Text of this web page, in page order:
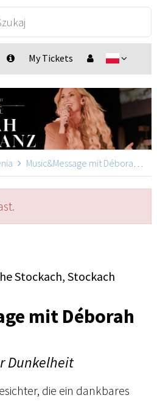
My Tickets
Music&Message mit Déborah Rosenkranz
Stockach, Stockach
mit Déborah
Dunkelheit
die ein dankbares